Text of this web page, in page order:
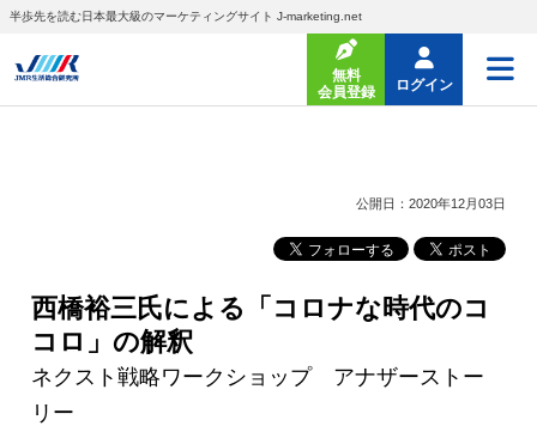
半歩先を読む日本最大級のマーケティングサイト J-marketing.net
無料
会員登録
ログイン
公開日：2020年12月03日
西橋裕三氏による「コロナな時代のコ
コロ」の解釈
ネクスト戦略ワークショップ アナザーストー
リー